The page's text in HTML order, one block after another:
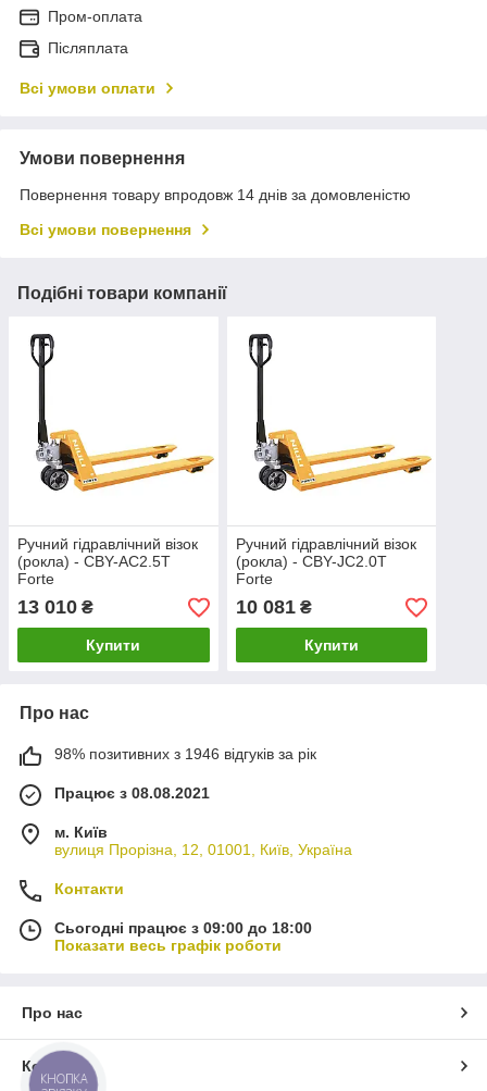
Пром-оплата
Післяплата
Всі умови оплати
Умови повернення
Повернення товару впродовж 14 днів за домовленістю
Всі умови повернення
Подібні товари компанії
Ручний гідравлічний візок
(рокла) - CBY-AC2.5T
Forte
13 010 ₴
Купити
Ручний гідравлічний візок
(рокла) - CBY-JC2.0T
Forte
10 081₴
Купити
Про нас
98% позитивних з 1946 відгуків за рік
Працює з 08.08.2021
м. Київ
вулиця Прорізна, 12, 01001, Київ, Україна
Контакти
Сьогодні працює з 09:00 до 18:00
Показати весь графік роботи
Про нас
Контакти
КНОПКА